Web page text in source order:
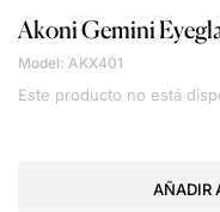
AkoniGemini
Model: AKX401
Este producto no está
AÑADIR